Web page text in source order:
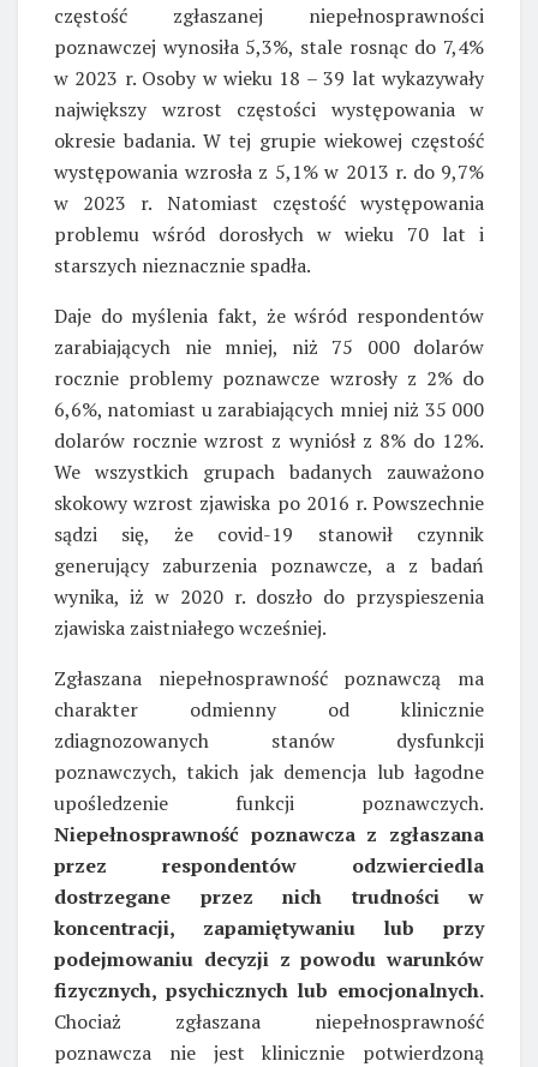
częstość zgłaszanej niepełnosprawności
poznawczej wynosiła 5,3%, stale rosnąc do 7,4%
w 2023 r. Osoby w wieku 18 – 39 lat wykazywały
największy wzrost częstości występowania w
okresie badania. W tej grupie wiekowej częstość
występowania wzrosła z 5,1% w 2013 r. do 9,7%
w 2023 r. Natomiast częstość występowania
problemu wśród dorosłych w wieku 70 lat i
starszych nieznacznie spadła.
Daje do myślenia fakt, że wśród respondentów
zarabiających nie mniej, niż 75 000 dolarów
rocznie problemy poznawcze wzrosły z 2% do
6,6%, natomiast u zarabiających mniej niż 35 000
dolarów rocznie wzrost z wyniósł z 8% do 12%.
We wszystkich grupach badanych zauważono
skokowy wzrost zjawiska po 2016 r. Powszechnie
sądzi się, że covid-19 stanowił czynnik
generujący zaburzenia poznawcze, a z badań
wynika, iż w 2020 r. doszło do przyspieszenia
zjawiska zaistniałego wcześniej.
Zgłaszana niepełnosprawność poznawczą ma
charakter odmienny od klinicznie
zdiagnozowanych stanów dysfunkcji
poznawczych, takich jak demencja lub łagodne
upośledzenie funkcji poznawczych.
Niepełnosprawność poznawcza z zgłaszana
przez respondentów odzwierciedla
dostrzegane przez nich trudności w
koncentracji, zapamiętywaniu lub przy
podejmowaniu decyzji z powodu warunków
fizycznych, psychicznych lub emocjonalnych.
Chociaż zgłaszana niepełnosprawność
poznawcza nie jest klinicznie potwierdzoną